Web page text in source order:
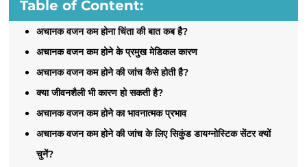
Table of Content:
अचानक वजन कम होना चिंता की बात कब है?
अचानक वजन कम होने के प्रमुख मेडिकल कारण
अचानक वजन कम होने की जांच कैसे होती है?
क्या जीवनशैली भी कारण हो सकती है?
अचानक वजन कम होने का भावनात्मक प्रभाव
अचानक वजन कम होने की जांच के लिए सिकुंड डायग्नोस्टिक सेंटर क्यों
चुनें?